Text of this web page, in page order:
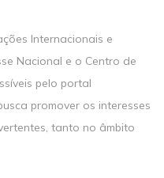
Internacionais e
Nacional e o Centro de
pelo portal
promover os interesses
tanto no âmbito